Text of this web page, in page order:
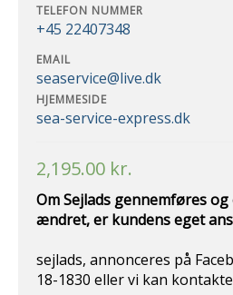
TELEFON NUMMER
+45 22407348
EMAIL
seaservice@live.dk
HJEMMESIDE
sea-service-express.dk
2,195.00 kr.
Om Sejlads gennemføres
ændret, er kundens eget
sejlads, annonceres på
18-1830 eller vi kan